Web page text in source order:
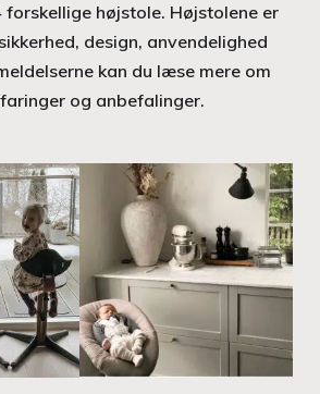
forskellige højstole. Højstolene er
design, anvendelighed
kan du læse mere om
og anbefalinger.